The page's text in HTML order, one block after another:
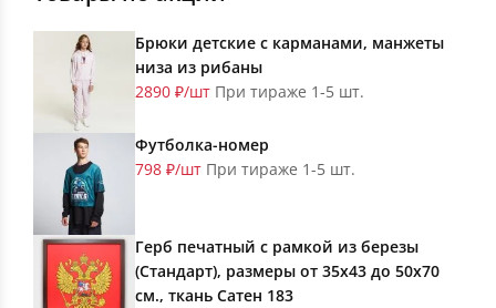
Брюки детские с карманами, манжеты
низа из рибаны
2890 ₽/шт При тираже 1-5 шт.
Футболка-номер
798 ₽/шт При тираже 1-5 шт.
Герб печатный с рамкой из березы
(Стандарт), размеры от 35х43 до 50х70
см., ткань Сатен 183